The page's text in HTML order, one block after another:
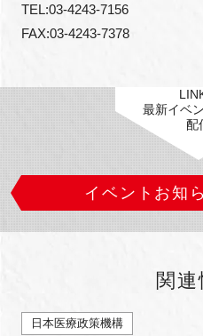
TEL:03-4243-7156
FAX:03-4243-7378
最新イベ
配
イベントお知
関連
日本医療政策機構